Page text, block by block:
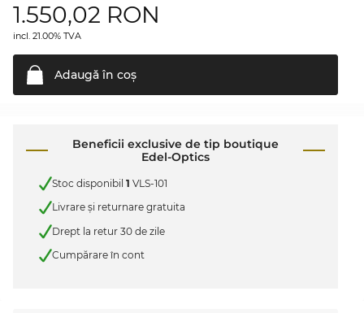
1.550,02 RON
incl. 21.00% TVA
Adaugă în coş
Beneficii exclusive de tip boutique
Edel-Optics
Stoc disponibil 1 VLS-101
Livrare şi returnare gratuita
Drept la retur 30 de zile
Cumpărare în cont